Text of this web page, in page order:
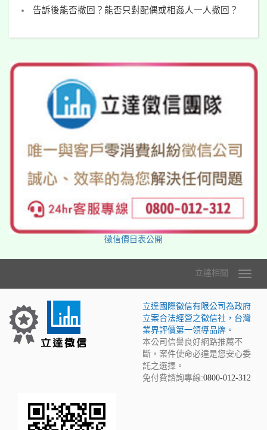
告訴後能否撤回？能否只對配偶或相姦人一人撤回？
徵信價目表公開
立達相關
立達國際徵信有限公司為政府
立案合法經營之徵信社，台灣
業界評價第一領導品牌。
本公司信譽良好網路推薦不
斷，案件使命必達是您安心委
託之選擇。
免付費諮詢專線:0800-012-312